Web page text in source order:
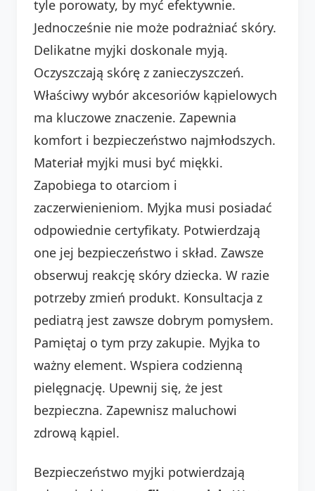
tyle porowaty, by myć efektywnie.
Jednocześnie nie może podrażniać skóry.
Delikatne myjki doskonale myją.
Oczyszczają skórę z zanieczyszczeń.
Właściwy wybór akcesoriów kąpielowych
ma kluczowe znaczenie. Zapewnia
komfort i bezpieczeństwo najmłodszych.
Materiał myjki musi być miękki.
Zapobiega to otarciom i
zaczerwienieniom. Myjka musi posiadać
odpowiednie certyfikaty. Potwierdzają
one jej bezpieczeństwo i skład. Zawsze
obserwuj reakcję skóry dziecka. W razie
potrzeby zmień produkt. Konsultacja z
pediatrą jest zawsze dobrym pomysłem.
Pamiętaj o tym przy zakupie. Myjka to
ważny element. Wspiera codzienną
pielęgnację. Upewnij się, że jest
bezpieczna. Zapewnisz maluchowi
zdrową kąpiel.
Bezpieczeństwo myjki potwierdzają